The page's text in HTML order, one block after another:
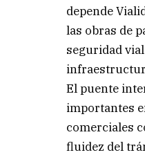
depende
las obras de
seguridad
El puente
importantes
comerciales
fluidez del